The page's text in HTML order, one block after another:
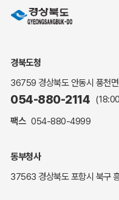
민원상담
민원안내
해명·설명자료
자주하는 질문
복지신문고
세입세출예산서
경북도청
36759 경상북도 안동시 풍천
054-880-2114
팩스 054-880-4999
동부청사
37563 경상북도 포항시 북구